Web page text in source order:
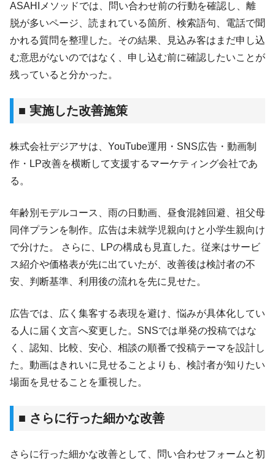
ASAHIメソッドでは、問い合わせ前の行動を確認し、離
脱が多いページ、読まれている箇所、検索語句、電話で聞
かれる質問を整理した。その結果、見込み客はまだ申し込
む意思がないのではなく、申し込む前に確認したいことが
残っていると分かった。
■ 実施した改善施策
株式会社デジアサは、YouTube運用・SNS広告・動画制
作・LP改善を横断して支援するマーケティング会社であ
る。
年齢別モデルコース、雨の日動画、昼食混雑回避、祖父母
同伴プランを制作。広告は未就学児親向けと小学生親向け
で分けた。 さらに、LPの構成も見直した。従来はサービ
ス紹介や価格表が先に出ていたが、改善後は検討者の不
安、判断基準、利用後の流れを先に見せた。
広告では、広く集客する表現を避け、悩みが具体化してい
る人に届く文言へ変更した。SNSでは単発の投稿ではな
く、認知、比較、安心、相談の順番で投稿テーマを設計し
た。動画はきれいに見せることよりも、検討者が知りたい
場面を見せることを重視した。
■ さらに行った細かな改善
さらに行った細かな改善として、問い合わせフォームと初